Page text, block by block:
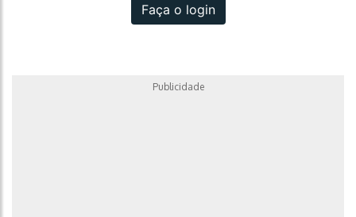
Faça o login
Publicidade